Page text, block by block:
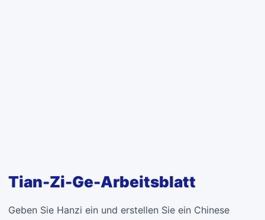
Tian-Zi-Ge-Arbeitsblatt
Geben Sie Hanzi ein und erstellen Sie ein Chinese